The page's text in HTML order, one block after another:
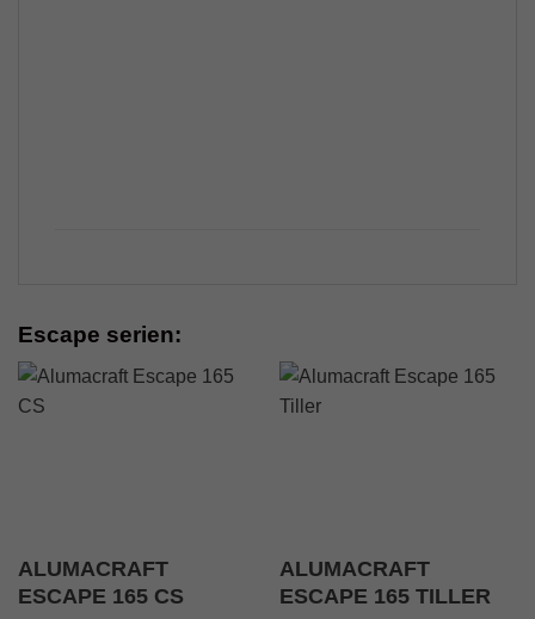
Escape serien:
ALUMACRAFT
ESCAPE 165 CS
ALUMACRAFT
ESCAPE 165 TILLER